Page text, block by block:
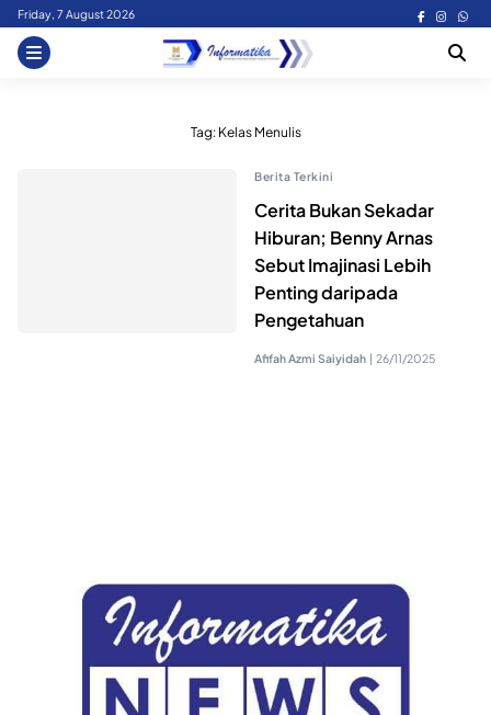
Skip
content
Friday, 7 August 2026
Tag: Kelas Menulis
Berita Terkini
Cerita Bukan Sekadar
Hiburan; Benny Arnas
Sebut Imajinasi Lebih
Penting daripada
Pengetahuan
Afifah Azmi Saiyidah | 26/11/2025